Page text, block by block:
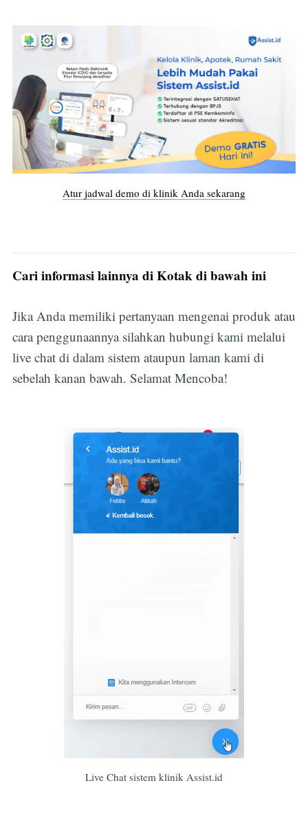
Atur jadwal demo di klinik Anda sekarang
Cari informasi lainnya di Kotak di bawah ini
Jika Anda memiliki pertanyaan mengenai produk atau
cara penggunaannya silahkan hubungi kami melalui
live chat di dalam sistem ataupun laman kami di
sebelah kanan bawah. Selamat Mencoba!
Live Chat sistem klinik Assist.id
Subscribe